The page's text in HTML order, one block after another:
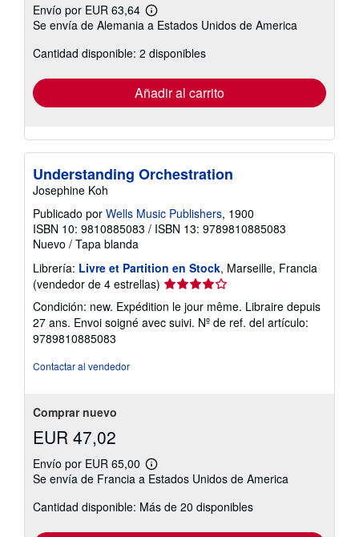
Envío por EUR 63,64
Más
información
las
tarifas
envío
Se envía de Alemania a Estados Unidos de America
Cantidad disponible: 2 disponibles
Añadir al carrito
Understanding Orchestration
Josephine Koh
Publicado por Wells Music Publishers, 1900
ISBN 10: 9810885083 / ISBN 13: 9789810885083
Nuevo / Tapa blanda
Librería: Livre et Partition en Stock, Marseille, Francia
(vendedor de 4 estrellas) Calificación
del
vendedor:
4
Condición: new. Expédition le jour même. Libraire depuis
27 ans. Envoi soigné avec suivi. Nº de ref. del artículo:
9789810885083
Contactar al vendedor
Comprar nuevo
EUR 47,02
Envío por EUR 65,00
Más
información
las
Se envía de Francia a Estados Unidos de America
Cantidad disponible: Más de 20 disponibles